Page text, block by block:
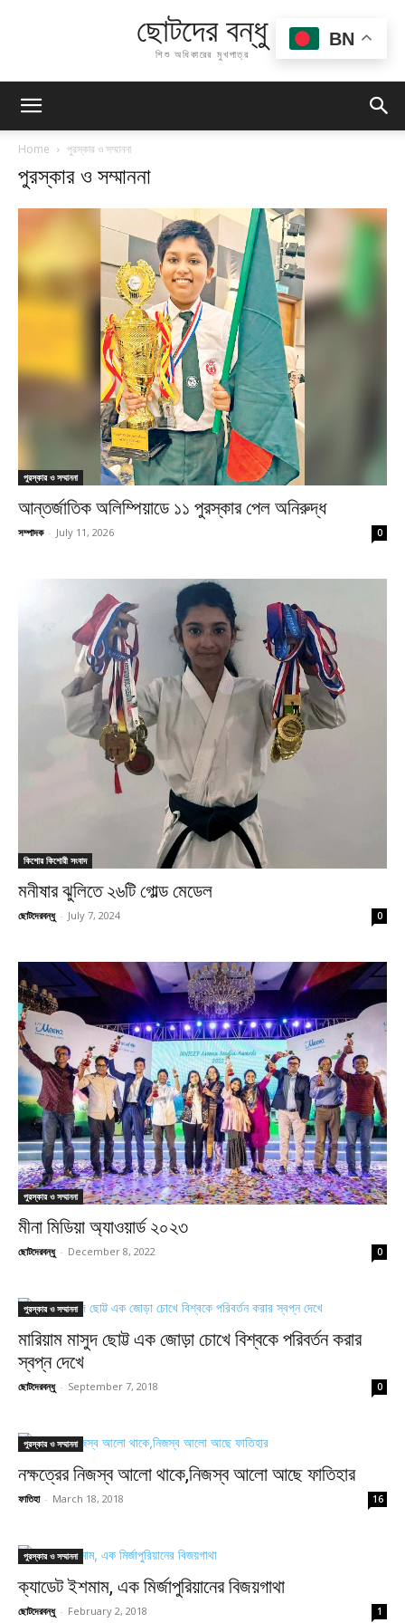
ছোটদের বন্ধু
শিশু অধিকারের মুখপাত্র
Home পুরস্কার ও সম্মাননা
পুরস্কার ও সম্মাননা
পুরস্কার ও সম্মাননা
আন্তর্জাতিক অলিম্পিয়াডে ১১ পুরস্কার পেল অনিরুদ্ধ
সম্পাদক - July 11, 2026 0
কিশোর কিশোরী সংবাদ
মনীষার ঝুলিতে ২৬টি গোল্ড মেডেল
ছোটদেরবন্ধু - July 7, 2024 0
পুরস্কার ও সম্মাননা
মীনা মিডিয়া অ্যাওয়ার্ড ২০২৩
ছোটদেরবন্ধু - December 8, 2022 0
পুরস্কার ও সম্মাননা
মারিয়াম মাসুদ ছোট্ট এক জোড়া চোখে বিশ্বকে পরিবর্তন করার
স্বপ্ন দেখে
ছোটদেরবন্ধু - September 7, 2018 0
পুরস্কার ও সম্মাননা
নক্ষত্রের নিজস্ব আলো থাকে,নিজস্ব আলো আছে ফাতিহার
ফাতিহা - March 18, 2018 16
পুরস্কার ও সম্মাননা
ক্যাডেট ইশমাম, এক মির্জাপুরিয়ানের বিজয়গাথা
ছোটদেরবন্ধু - February 2, 2018 1
BN